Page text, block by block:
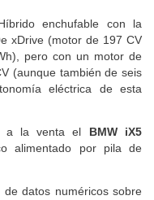
enchufable con la
xDrive (motor de 197 CV
pero con un motor de
(aunque también de seis
eléctrica de esta
a la venta el BMW iX5
alimentado por pila de
de datos numéricos sobre